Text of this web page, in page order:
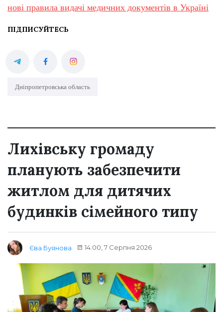
нові правила видачі медичних документів в Україні
ПІДПИСУЙТЕСЬ
Дніпропетровська область
Лихівську громаду
планують забезпечити
житлом для дитячих
будинків сімейного типу
Єва Буянова 14:00, 7 Серпня 2026